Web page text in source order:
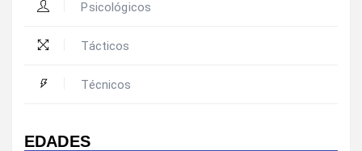
Psicológicos
Tácticos
Técnicos
EDADES